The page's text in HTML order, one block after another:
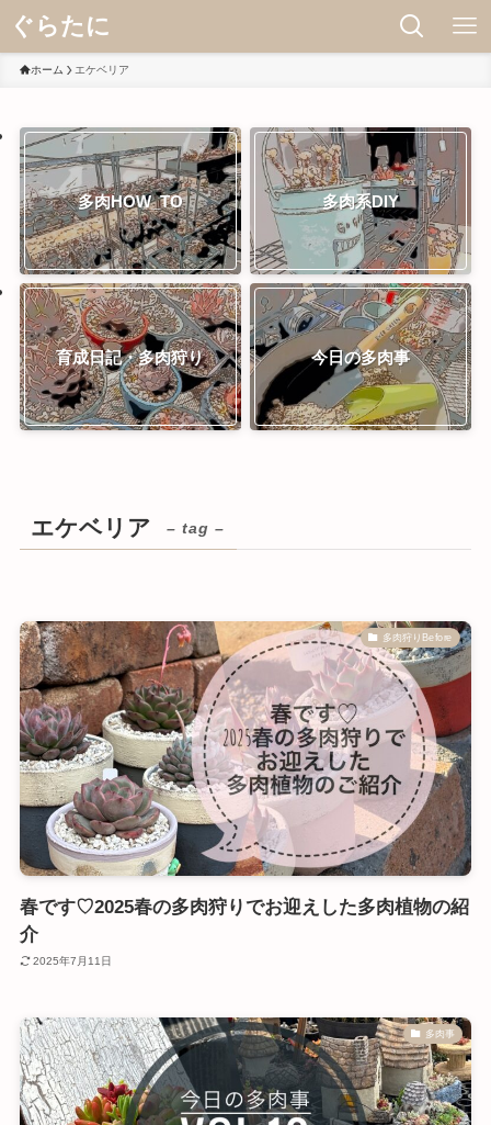
ぐらたに
ホーム エケベリア
多肉HOW_TO 多肉系DIY
育成日記・多肉狩り 今日の多肉事
エケベリア – tag –
多肉狩りBefore
春です♡2025春の多肉狩りでお迎えした多肉植物の紹
介
2025年7月11日
多肉事